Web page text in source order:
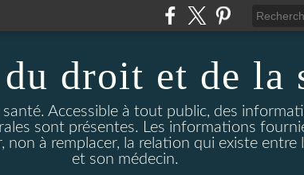
droit et de la
Accessible à tout public, des
sont présentes. Les informations
non à remplacer, la relation qui existe
et son médecin.